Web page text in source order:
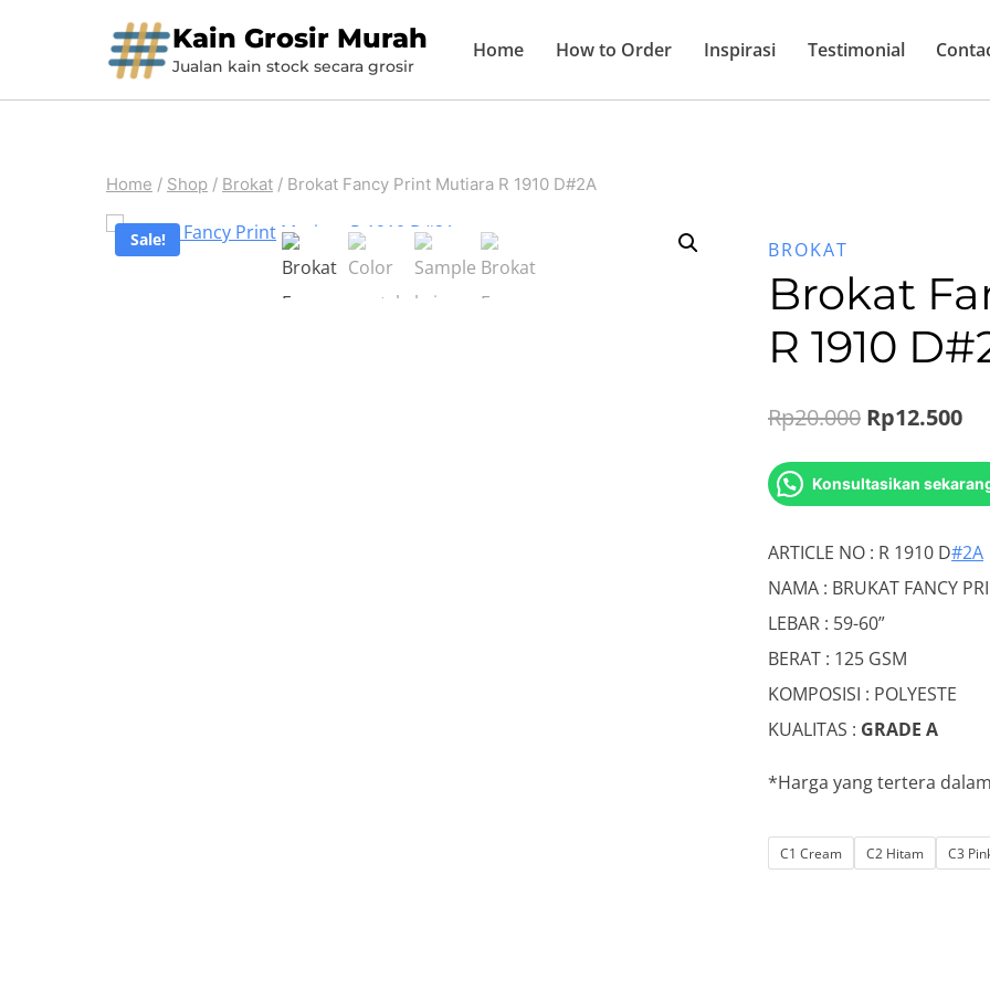
Kain Grosir Murah
Jualan kain stock secara grosir
Home How to Order Inspirasi Testimonial
Home / Shop / Brokat / Brokat Fancy Print Mutiara R 1910 D#2A
Sale! BROKAT
Brokat
R 1910
Rp20.000 Original
price
was:
Rp20.000.
Rp12.500
is:
Konsultasikan
ARTICLE NO : R 1910 D#2A
NAMA : BRUKAT FANCY
LEBAR : 59-60”
BERAT : 125 GSM
KOMPOSISI : POLYESTE
KUALITAS : GRADE A
*Harga yang tertera
C1 Cream C2 Hitam C3